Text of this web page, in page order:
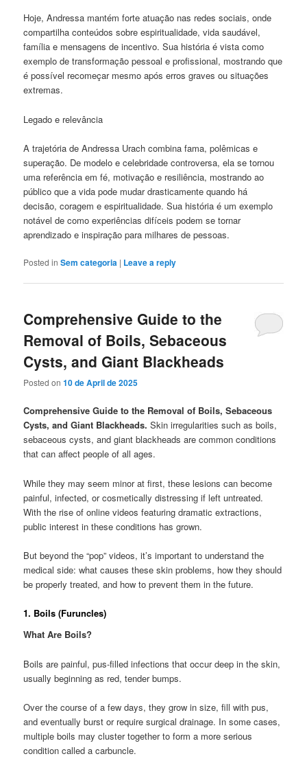
Hoje, Andressa mantém forte atuação nas redes sociais, onde
compartilha conteúdos sobre espiritualidade, vida saudável,
família e mensagens de incentivo. Sua história é vista como
exemplo de transformação pessoal e profissional, mostrando que
é possível recomeçar mesmo após erros graves ou situações
extremas.
Legado e relevância
A trajetória de Andressa Urach combina fama, polêmicas e
superação. De modelo e celebridade controversa, ela se tornou
uma referência em fé, motivação e resiliência, mostrando ao
público que a vida pode mudar drasticamente quando há
decisão, coragem e espiritualidade. Sua história é um exemplo
notável de como experiências difíceis podem se tornar
aprendizado e inspiração para milhares de pessoas.
Posted in Sem categoria | Leave a reply
Comprehensive Guide to the
Removal of Boils, Sebaceous
Cysts, and Giant Blackheads
Posted on10 de April de 2025
Comprehensive Guide to the Removal of Boils, Sebaceous
Cysts, and Giant Blackheads.Skin irregularities such as boils,
sebaceous cysts, and giant blackheads are common conditions
that can affect people of all ages.
While they may seem minor at first, these lesions can become
painful, infected, or cosmetically distressing if left untreated.
With the rise of online videos featuring dramatic extractions,
public interest in these conditions has grown.
But beyond the “pop” videos, it’s important to understand the
medical side: what causes these skin problems, how they should
be properly treated, and how to prevent them in the future.
1. Boils (Furuncles)
What Are Boils?
Boils are painful, pus-filled infections that occur deep in the skin,
usually beginning as red, tender bumps.
Over the course of a few days, they grow in size, fill with pus,
and eventually burst or require surgical drainage. In some cases,
multiple boils may cluster together to form a more serious
condition called a carbuncle.